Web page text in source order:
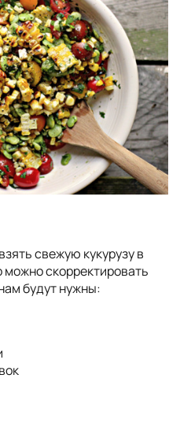
свежую кукурузу в
можно скорректировать
будут нужны: